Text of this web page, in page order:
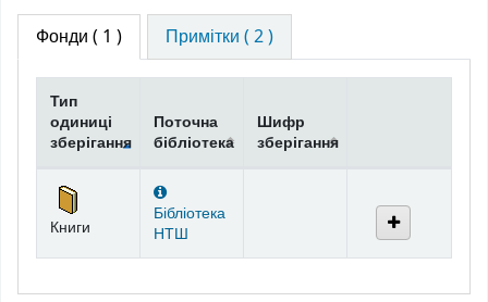
Фонди ( 1 ) Примітки ( 2 )
Тип
одиниці
зберігання
Поточна
бібліотека
Шифр
зберігання
Книги
Бібліотека
НТШ